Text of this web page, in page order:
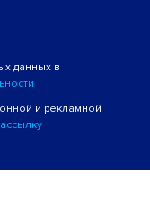
данных в
и рекламной